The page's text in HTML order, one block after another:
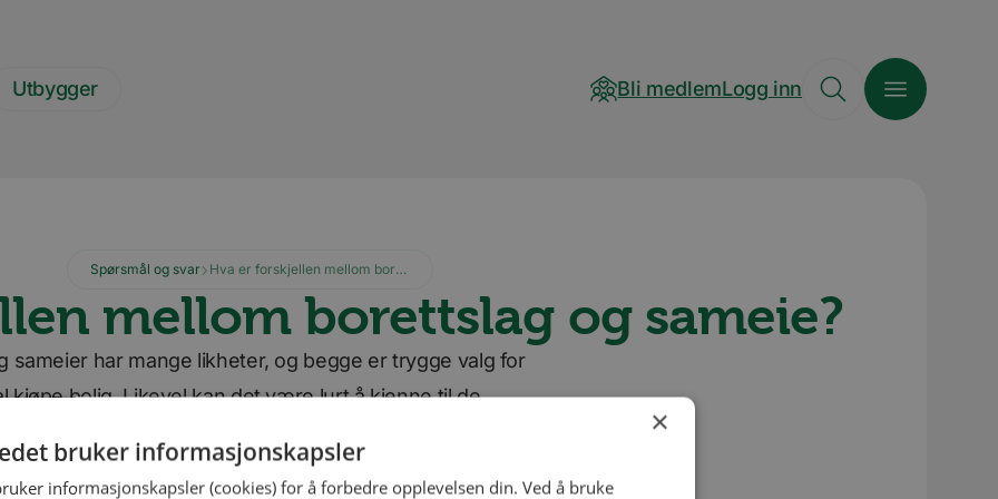
Utbygger Bli medlemLogg inn
Spørsmål og svar Hva er forskjellen mellom borettslag og sameie?
mellom borettslag og sameie?
sameier har mange likheter, og begge er trygge valg for
kjøpe bolig. Likevel kan det være lurt å kjenne til de
×
bruker informasjonskapsler
informasjonskapsler (cookies) for å forbedre opplevelsen din. Ved å bruke